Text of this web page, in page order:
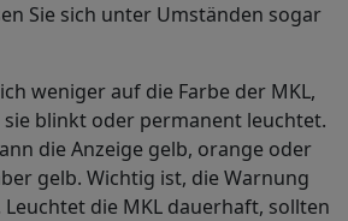
Sie sich unter Umständen sogar
weniger auf die Farbe der MKL,
blinkt oder permanent leuchtet.
die Anzeige gelb, orange oder
gelb. Wichtig ist, die Warnung
die MKL dauerhaft, sollten